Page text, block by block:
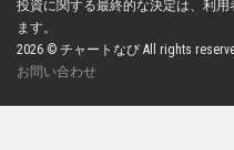
投資に関する最終的な決定は、利
ます。
2026 © チャートなび All rights
お問い合わせ